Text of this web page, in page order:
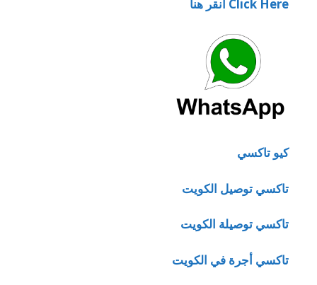
Click Here انقر هنا
كيو تاكسي
تاكسي توصيل الكويت
تاكسي توصيلة الكويت
تاكسي أجرة في الكويت